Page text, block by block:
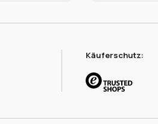
Käuferschutz: